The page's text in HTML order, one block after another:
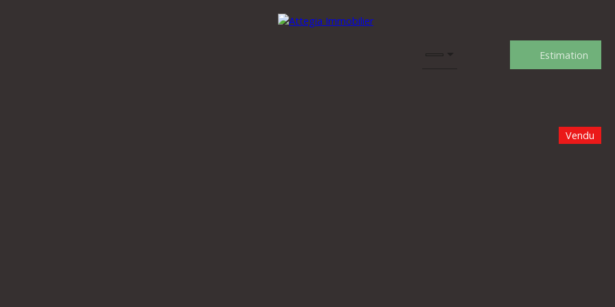
Estimation
Vendu